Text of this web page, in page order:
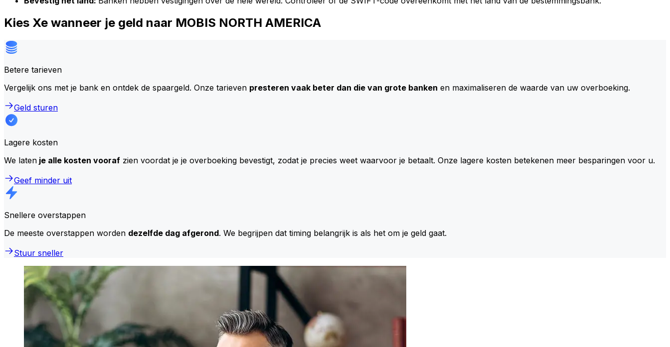
Kies Xe wanneer je geld naar MOBIS NORTH AMERICA
Betere tarieven
Vergelijk ons met je bank en ontdek de spaargeld. Onze tarieven presteren vaak beter dan die van grote banken en maximaliseren de waarde van uw overboeking.
Geld sturen
Lagere kosten
We laten je alle kosten vooraf zien voordat je je overboeking bevestigt, zodat je precies weet waarvoor je betaalt. Onze lagere kosten betekenen meer besparingen voor u.
Geef minder uit
Snellere overstappen
De meeste overstappen worden dezelfde dag afgerond. We begrijpen dat timing belangrijk is als het om je geld gaat.
Stuur sneller